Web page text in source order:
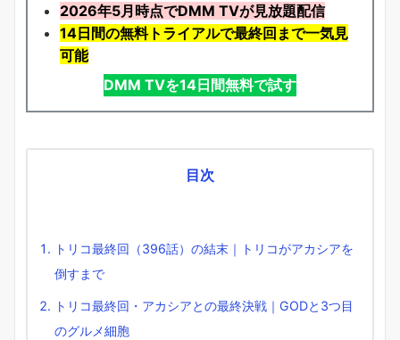
2026年5月時点でDMM TVが見放題配信
14日間の無料トライアルで最終回まで一気見
可能
DMM TVを14日間無料で試す
目次
トリコ最終回（396話）の結末｜トリコがアカシアを
倒すまで
トリコ最終回・アカシアとの最終決戦｜GODと3つ目
のグルメ細胞